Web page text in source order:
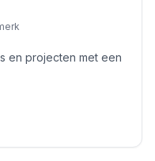
en projecten met een